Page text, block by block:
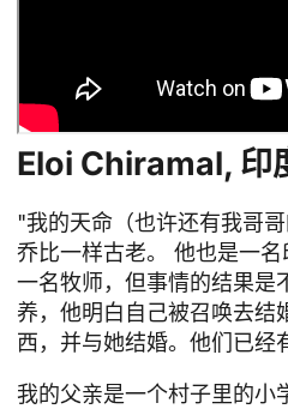
Eloi Chiramal, 印
"我的天命（也许还有我哥
乔比一样古老。 他也是一
一名牧师，但事情的结果是
养，他明白自己被召唤去结
西，并与她结婚。他们已经
我的父亲是一个村子里的小